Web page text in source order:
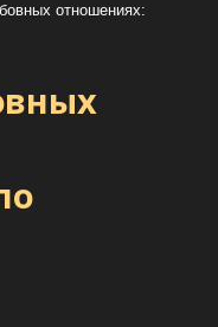
отношениях: